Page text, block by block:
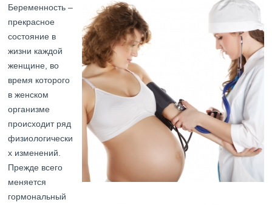
Беременность –
прекрасное
состояние в
жизни каждой
женщине, во
время которого
в женском
организме
происходит ряд
физиологически
х изменений.
Прежде всего
меняется
гормональный